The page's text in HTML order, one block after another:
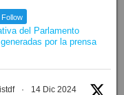
Follow
del Parlamento
por la prensa
· 14 Dic 2024